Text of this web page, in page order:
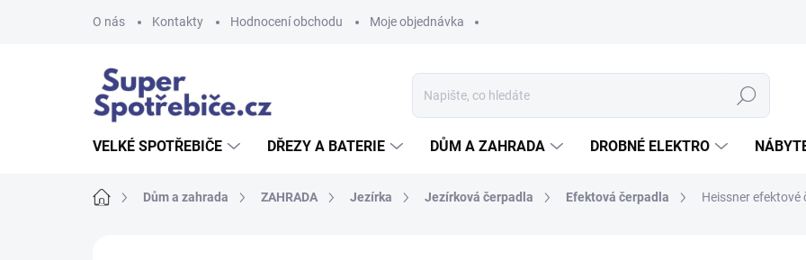
O nás Kontakty Hodnocení obchodu Moje objednávka
Hledat
VELKÉ SPOTŘEBIČE DŘEZY A BATERIE DŮM A ZAHRADA DROBNÉ ELEKTRO
Domů Dům a zahrada ZAHRADA Jezírka Jezírková čerpadla Efektová čerpadla Heissner efektové